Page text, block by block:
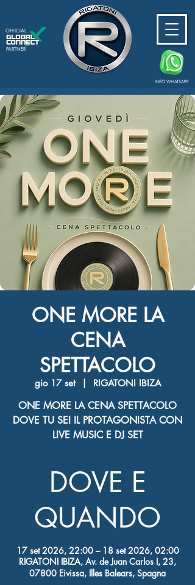
PARTNER
OFFICIAL
INFO WHATSAPP
ONE MORE LA
CENA
SPETTACOLO
gio 17 set
  |
RIGATONI IBIZA
ONE MORE LA CENA SPETTACOLO
DOVE TU SEI IL PROTAGONISTA CON
LIVE MUSIC E DJ SET
DOVE E
QUANDO
17 set 2026, 22:00 – 18 set 2026, 02:00
RIGATONI IBIZA, Av. de Juan Carlos I, 23,
07800 Eivissa, Illes Balears, Spagna